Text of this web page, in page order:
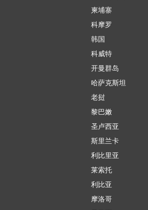
柬埔寨
科摩罗
韩国
科威特
开曼群岛
哈萨克斯坦
老挝
黎巴嫩
圣卢西亚
斯里兰卡
利比里亚
莱索托
利比亚
摩洛哥